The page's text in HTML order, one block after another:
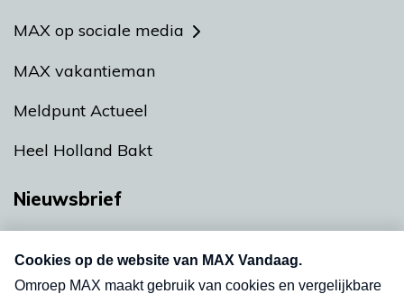
MAX op sociale media
MAX vakantieman
Meldpunt Actueel
Heel Holland Bakt
Nieuwsbrief
nieuwsbrief. Elke vrijdag- en dinsdagochtend in
uw mailbox.